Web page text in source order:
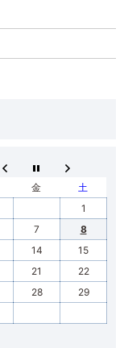
金
土
1
7
8
14
15
21
22
28
29